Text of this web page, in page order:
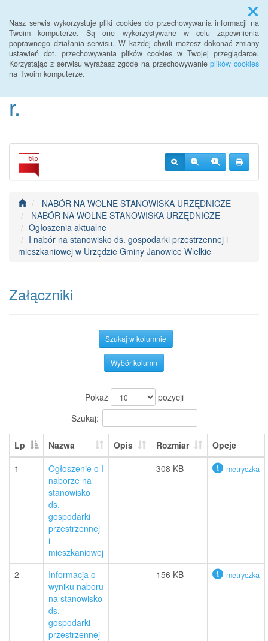
Nasz serwis wykorzystuje pliki cookies do przechowywania informacji na
Twoim komputerze. Są one wykorzystywane w celu zapewnienia
poprawnego działania serwisu. W każdej chwili możesz dokonać zmiany
ustawień dot. przechowywania plików cookies w Twojej przeglądarce.
Korzystając z serwisu wyrażasz zgodę na przechowywanieplików cookies
na Twoim komputerze.
Menu
BIP Urzędu Gminy
Janowice Wielkie od 2022
r.
NABÓR NA WOLNE STANOWISKA URZĘDNICZE
NABÓR NA WOLNE STANOWISKA URZĘDNICZE
Ogłoszenia aktualne
I nabór na stanowisko ds. gospodarki przestrzennej i
mieszkaniowej w Urzędzie Gminy Janowice Wielkie
Załączniki
Szukaj w kolumnie
Wybór kolumn
Pokaż
pozycji
Szukaj:
Lp Nazwa Opis Rozmiar
Opcje
1
Ogłoszenie o I
naborze na
stanowisko
ds.
gospodarki
przestrzennej
i
mieszkaniowej
308 KB metryczka
2
Informacja o
wyniku naboru
na stanowisko
ds.
gospodarki
przestrzennej
156 KB metryczka